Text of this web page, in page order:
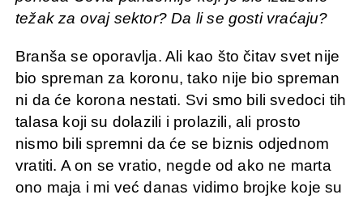
težak za ovaj sektor? Da li se gosti vraćaju?
Branša se oporavlja. Ali kao što čitav svet nije
bio spreman za koronu, tako nije bio spreman
ni da će korona nestati. Svi smo bili svedoci tih
talasa koji su dolazili i prolazili, ali prosto
nismo bili spremni da će se biznis odjednom
vratiti. A on se vratio, negde od ako ne marta
ono maja i mi već danas vidimo brojke koje su